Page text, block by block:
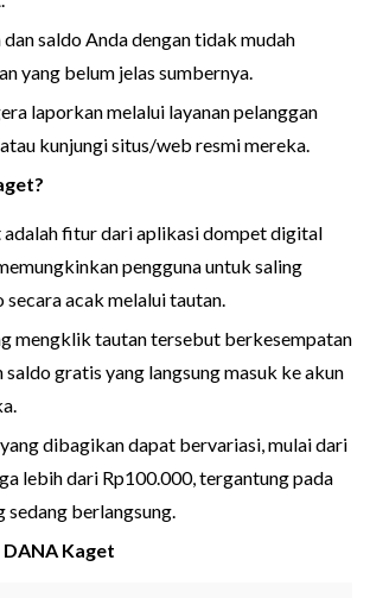
saldo Anda dengan tidak mudah
yang belum jelas sumbernya.
laporkan melalui layanan pelanggan
kunjungi situs/web resmi mereka.
fitur dari aplikasi dompet digital
pengguna untuk saling
secara acak melalui tautan.
mengklik tautan tersebut berkesempatan
gratis yang langsung masuk ke akun
dibagikan dapat bervariasi, mulai dari
lebih dari Rp100.000, tergantung pada
sedang berlangsung.
Kaget